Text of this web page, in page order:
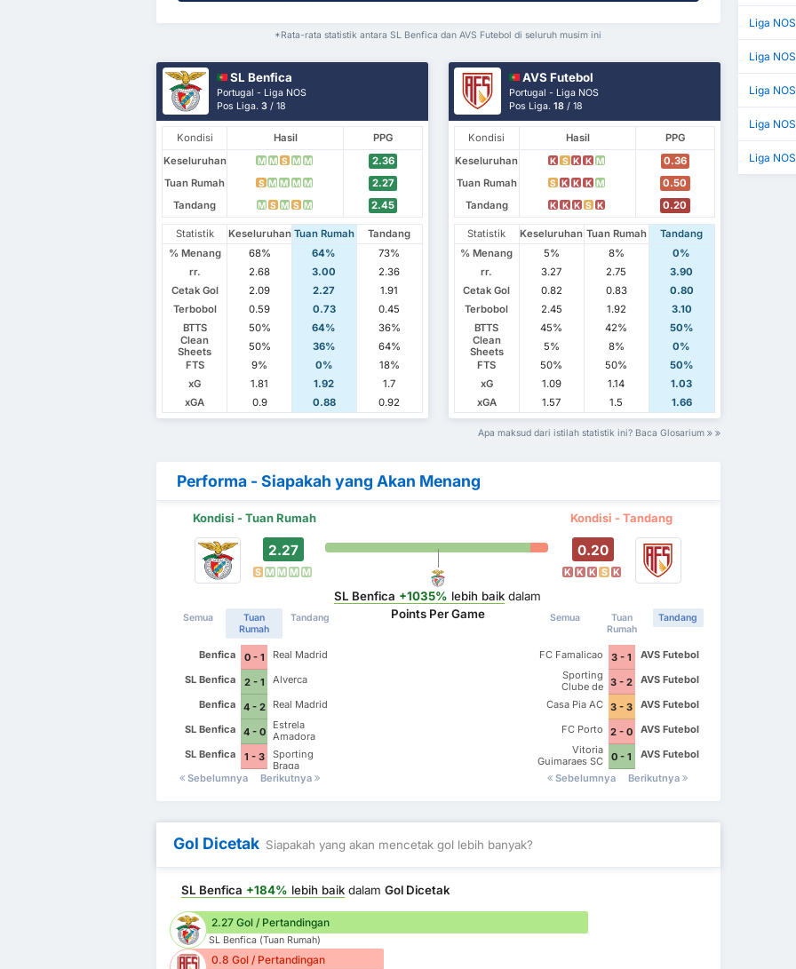
*Rata-rata statistik antara SL Benfica dan AVS Futebol di seluruh musim ini
SL Benfica
Portugal - Liga NOS
Pos Liga.3 / 18
Kondisi Hasil
PPG
Keseluruhan
M M S M M
2.36
Tuan Rumah
S M M M M
2.27
Tandang
M S M S M 2.45
Statistik Keseluruhan Tuan Rumah
Tandang
% Menang
68% 64%
73%
rr.
2.68 3.00
2.36
Cetak Gol
2.09 2.27
1.91
Terbobol
0.59 0.73
0.45
BTTS
50% 64%
36%
Clean
Sheets
50% 36%
64%
FTS
9% 0%
18%
xG
1.81 1.92
1.7
xGA
0.9 0.88 0.92
AVS Futebol
Portugal - Liga NOS
Pos Liga.18 / 18
Kondisi Hasil
PPG
Keseluruhan
K S K K M
0.36
Tuan Rumah
S K K K M
0.50
Tandang
K K K S K 0.20
Statistik Keseluruhan Tuan Rumah
Tandang
% Menang
5% 8%
0%
rr.
3.27 2.75
3.90
Cetak Gol
0.82 0.83
0.80
Terbobol
2.45 1.92
3.10
BTTS
45% 42%
50%
Clean
Sheets
5% 8%
0%
FTS
50% 50%
50%
xG
1.09 1.14
1.03
xGA
1.57 1.5 1.66
Apa maksud dari istilah statistik ini? Baca Glosarium
Performa - Siapakah yang Akan Menang
Kondisi - Tuan Rumah Kondisi - Tandang
2.27
S M M M M
Semua
Tuan
Rumah
Tandang
Benfica 0 - 1
Real Madrid
SL Benfica
2 - 1
Alverca
Benfica
4 - 2
Real Madrid
SL Benfica
4 - 0
Estrela
Amadora
SL Benfica
1 - 3
Sporting
Braga
Sebelumnya
Berikutnya
SL Benfica +1035% lebih baik dalam
Points Per Game
0.20
K K K S K
Semua
Tuan
Rumah
Tandang
FC Famalicao 3 - 1
AVS Futebol
Sporting
Clube de
Portugal
3 - 2
AVS Futebol
Casa Pia AC 3 - 3
AVS Futebol
FC Porto
2 - 0
AVS Futebol
Vitoria
Guimaraes SC
0 - 1
AVS Futebol
Sebelumnya
Berikutnya
Gol Dicetak Siapakah yang akan mencetak gol lebih banyak?
SL Benfica +184% lebih baik dalamGol Dicetak
2.27 Gol / Pertandingan
SL Benfica (Tuan Rumah)
0.8 Gol / Pertandingan
Liga
Liga
Liga
Liga
Liga